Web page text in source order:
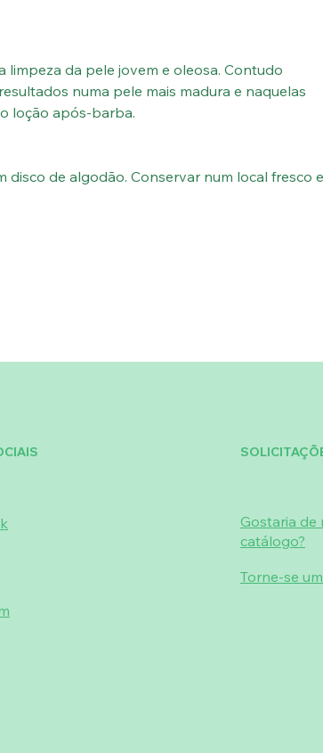
limpeza da pele jovem e oleosa. Contudo
numa pele mais madura e naquelas
loção após-barba.
disco de algodão. Conservar num local fresco e
Gostaria de
catálogo?
Torne-se